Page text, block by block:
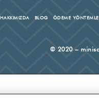
HAKKIMIZDA BLOG ÖDEME
© 2020 –